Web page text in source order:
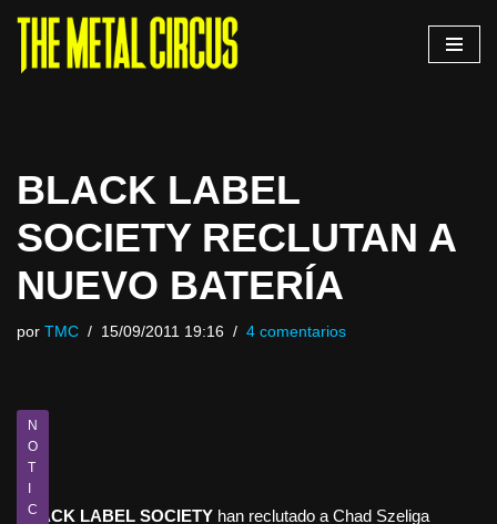
Saltar
BLACK LABEL
SOCIETY RECLUTAN A
NUEVO BATERÍA
por TMC 15/09/2011 19:16 4 comentarios
N
O
T
I
C
BLACK LABEL SOCIETY han reclutado a Chad Szeliga